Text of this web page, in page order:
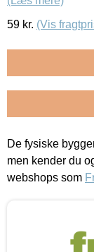
59 kr. (Vis
De fysiske
men kender du
webshops som